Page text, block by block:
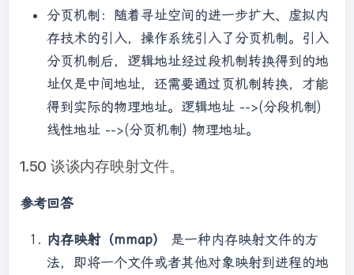
分页机制：随着寻址空间的进一步扩大、虚拟内
存技术的引入，操作系统引入了分页机制。引入
分页机制后，逻辑地址经过段机制转换得到的地
址仅是中间地址，还需要通过页机制转换，才能
得到实际的物理地址。逻辑地址 -->(分段机制)
线性地址 -->(分页机制) 物理地址。
1.50 谈谈内存映射文件。
参考回答
内存映射（mmap）
是一种内存映射文件的方
法，即将一个文件或者其他对象映射到进程的地